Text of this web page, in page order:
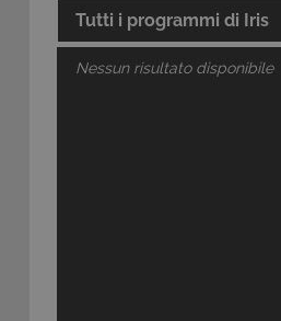
Tutti i programmi di Iris
Nessun risultato disponibile